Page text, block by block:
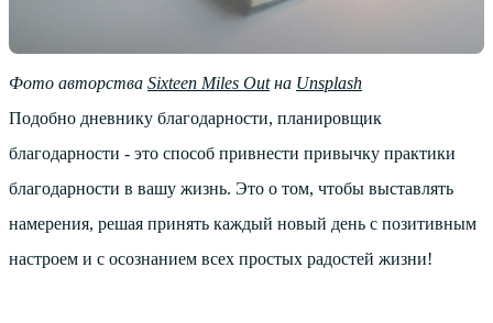
Фото авторства Sixteen Miles Outна Unsplash
Подобно дневнику благодарности, планировщик
благодарности - это способ привнести привычку практики
благодарности в вашу жизнь. Это о том, чтобы выставлять
намерения, решая принять каждый новый день с позитивным
настроем и с осознанием всех простых радостей жизни!